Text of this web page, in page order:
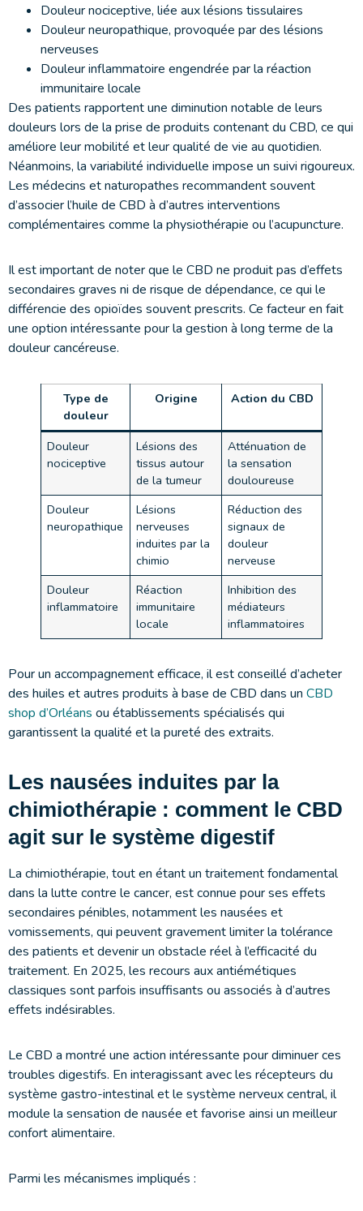
Douleur nociceptive, liée aux lésions tissulaires
Douleur neuropathique, provoquée par des lésions
nerveuses
Douleur inflammatoire engendrée par la réaction
immunitaire locale
Des patients rapportent une diminution notable de leurs
douleurs lors de la prise de produits contenant du CBD, ce qui
améliore leur mobilité et leur qualité de vie au quotidien.
Néanmoins, la variabilité individuelle impose un suivi rigoureux.
Les médecins et naturopathes recommandent souvent
d’associer l’huile de CBD à d’autres interventions
complémentaires comme la physiothérapie ou l’acupuncture.
Il est important de noter que le CBD ne produit pas d’effets
secondaires graves ni de risque de dépendance, ce qui le
différencie des opioïdes souvent prescrits. Ce facteur en fait
une option intéressante pour la gestion à long terme de la
douleur cancéreuse.
Type de
douleur
Origine Action du CBD
Douleur
nociceptive
Lésions des
tissus autour
de la tumeur
Atténuation de
la sensation
douloureuse
Douleur
neuropathique
Lésions
nerveuses
induites par la
chimio
Réduction des
signaux de
douleur
nerveuse
Douleur
inflammatoire
Réaction
immunitaire
locale
Inhibition des
médiateurs
inflammatoires
Pour un accompagnement efficace, il est conseillé d’acheter
des huiles et autres produits à base de CBD dans un CBD
shop d’Orléans ou établissements spécialisés qui
garantissent la qualité et la pureté des extraits.
Les nausées induites par la
chimiothérapie : comment le CBD
agit sur le système digestif
La chimiothérapie, tout en étant un traitement fondamental
dans la lutte contre le cancer, est connue pour ses effets
secondaires pénibles, notamment les nausées et
vomissements, qui peuvent gravement limiter la tolérance
des patients et devenir un obstacle réel à l’efficacité du
traitement. En 2025, les recours aux antiémétiques
classiques sont parfois insuffisants ou associés à d’autres
effets indésirables.
Le CBD a montré une action intéressante pour diminuer ces
troubles digestifs. En interagissant avec les récepteurs du
système gastro-intestinal et le système nerveux central, il
module la sensation de nausée et favorise ainsi un meilleur
confort alimentaire.
Parmi les mécanismes impliqués :